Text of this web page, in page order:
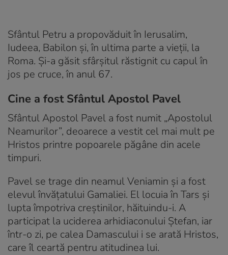
Sfântul Petru a propovăduit în Ierusalim,
Iudeea, Babilon și, în ultima parte a vieții, la
Roma. Și-a găsit sfârșitul răstignit cu capul în
jos pe cruce, în anul 67.
Cine a fost Sfântul Apostol Pavel
Sfântul Apostol Pavel a fost numit „Apostolul
Neamurilor”, deoarece a vestit cel mai mult pe
Hristos printre popoarele păgâne din acele
timpuri.
Pavel se trage din neamul Veniamin și a fost
elevul învățatului Gamaliei. El locuia în Tars și
lupta împotriva creștinilor, hăituindu-i. A
participat la uciderea arhidiaconului Ștefan, iar
într-o zi, pe calea Damascului i se arată Hristos,
care îl ceartă pentru atitudinea lui.